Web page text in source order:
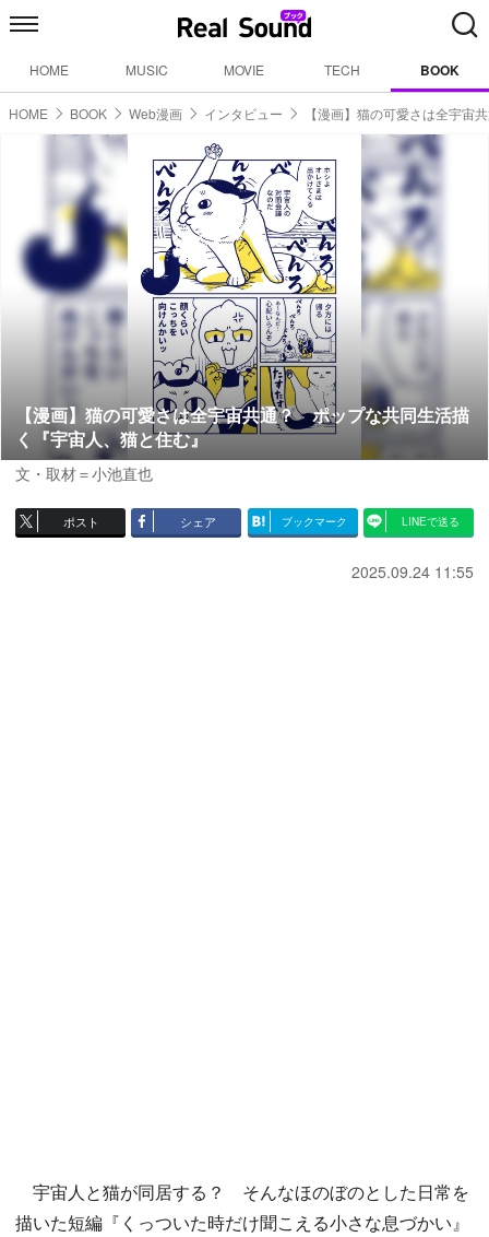
HOME MUSIC MOVIE TECH BOOK
HOME BOOK Web漫画 インタビュー 【漫画】猫の可愛さは全宇宙
【漫画】猫の可愛さは全宇宙共通？ ポップな共同生活描
く『宇宙人、猫と住む』
文・取材＝小池直也
ポスト シェア ブックマーク LINEで送る
2025.09.24 11:55
宇宙人と猫が同居する？ そんなほのぼのとした日常を
描いた短編『くっついた時だけ聞こえる小さな息づかい』